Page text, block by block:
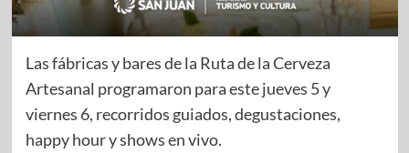
Las fábricas y bares de la Ruta de la Cerveza
Artesanal programaron para este jueves 5 y
viernes 6, recorridos guiados, degustaciones,
happy hour y shows en vivo.